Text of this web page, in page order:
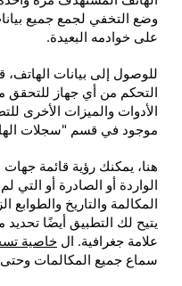
وضع التخفي لجمع جميع
على خوادمه البعيدة.
للوصول إلى بيانات
التحكم من أي جهاز
الأدوات والميزات الأخرى
موجود في قسم "سجلات
هنا، يمكنك رؤية قائمة جهات
المكالمة والتاريخ
يتيح لك التطبيق أيضًا
علامة جغرافية. ال خاصية
سماع جميع المكالمات وحتى